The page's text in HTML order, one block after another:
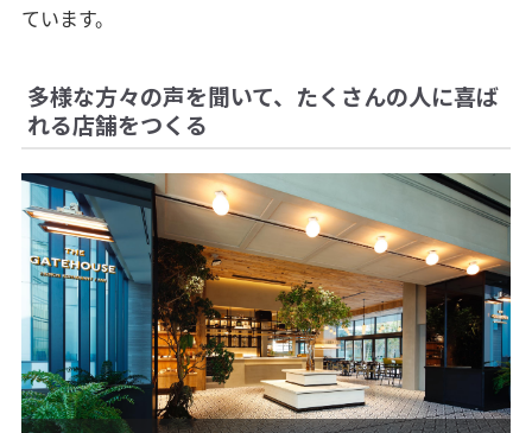
ています。
多様な方々の声を聞いて、たくさんの人に喜ば
れる店舗をつくる